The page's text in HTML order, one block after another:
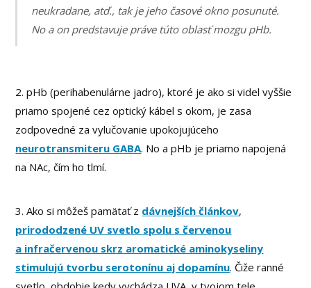
neukradane, atď., tak je jeho časové okno posunuté.
No a on predstavuje práve túto oblasť mozgu pHb.
2. pHb (perihabenulárne jadro), ktoré je ako si videl vyššie
priamo spojené cez optický kábel s okom, je zasa
zodpovedné za vylučovanie upokojujúceho
neurotransmiteru GABA. No a pHb je priamo napojená
na NAc, čím ho tlmí.
3. Ako si môžeš pamätať z dávnejších článkov,
prirododzené UV svetlo spolu s červenou
a infračervenou skrz aromatické aminokyseliny
stimulujú tvorbu serotonínu aj dopamínu. Čiže ranné